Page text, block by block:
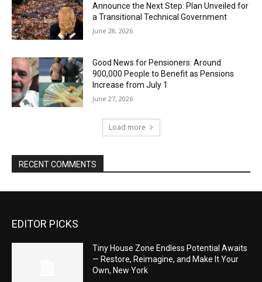
Announce the Next Step: Plan Unveiled for
a Transitional Technical Government
June 28, 2026
Good News for Pensioners: Around
900,000 People to Benefit as Pensions
Increase from July 1
June 27, 2026
Load more
RECENT COMMENTS
EDITOR PICKS
Tiny House Zone Endless Potential Awaits
— Restore, Reimagine, and Make It Your
Own, New York